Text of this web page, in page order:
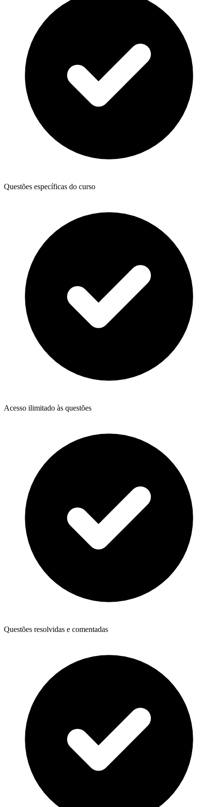
Questões específicas do curso
Acesso ilimitado às questões
Questões resolvidas e comentadas